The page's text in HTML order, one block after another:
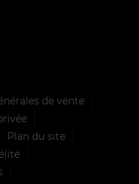
de vente
Plan du site